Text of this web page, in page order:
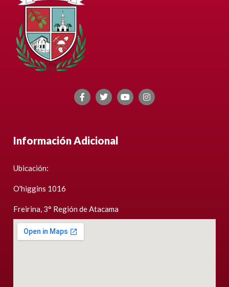
Información Adicional
Ubicación:
O'higgins 1016
Freirina, 3° Región de Atacama